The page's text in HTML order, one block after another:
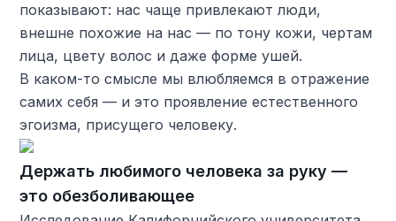
показывают: нас чаще привлекают люди,
внешне похожие на нас — по тону кожи, чертам
лица, цвету волос и даже форме ушей.
В каком-то смысле мы влюбляемся в отражение
самих себя — и это проявление естественного
эгоизма, присущего человеку.
Держать любимого человека за руку —
это обезболивающее